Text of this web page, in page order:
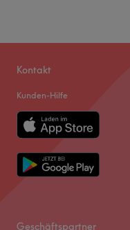
Kontakt
Kunden-Hilfe
Geschäftspartner